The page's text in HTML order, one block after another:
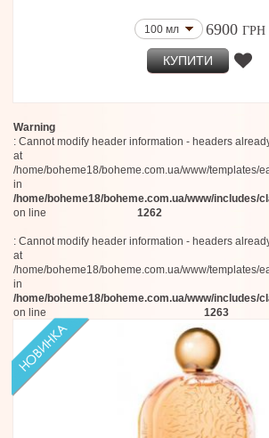
Boris Bidjan Saberi
The Gate Fragrances Paris
Victoria Beckham
Adar
D:SOL MMXVI
Olibanum
Florian Ponntier
Liberty LBTY
Rubeus
SIAM 1928
Sikelia
Dr. Vranjes Firenze
Maison Violet
Loewe
Kismet Olfactive
Inspiration Olfactive
100 мл 6900 ГРН
КУПИТИ
Warning
: Cannot modify header information - headers
at
/home/boheme18/boheme.com.ua/www/templates/
in
/home/boheme18/boheme.com.ua/www/includes/
on line
1262
: Cannot modify header information - headers
at
/home/boheme18/boheme.com.ua/www/templates/
in
/home/boheme18/boheme.com.ua/www/includes/
on line
1263